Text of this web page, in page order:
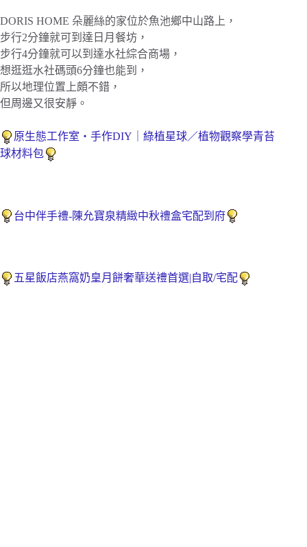
DORIS HOME 朵麗絲的家位於魚池鄉中山路上，
步行2分鐘就可到達日月餐坊，
步行4分鐘就可以到達水社綜合商場，
想逛逛水社碼頭6分鐘也能到，
所以地理位置上頗不錯，
但周邊又很安靜。
原生態工作室・手作DIY｜綠植星球／植物觀察學青苔
球材料包
台中伴手禮-陳允寶泉精緻中秋禮盒宅配到府
五星飯店燕窩奶皇月餅奢華送禮首選|自取/宅配